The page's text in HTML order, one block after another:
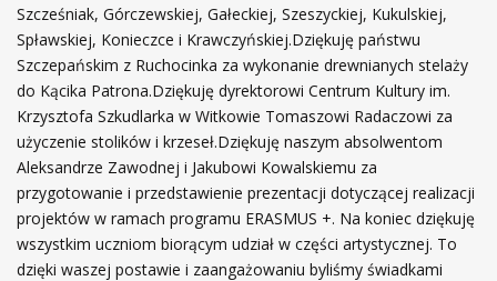
Szcześniak, Górczewskiej, Gałeckiej, Szeszyckiej, Kukulskiej,
Spławskiej, Konieczce i Krawczyńskiej.Dziękuję państwu
Szczepańskim z Ruchocinka za wykonanie drewnianych stelaży
do Kącika Patrona.Dziękuję dyrektorowi Centrum Kultury im.
Krzysztofa Szkudlarka w Witkowie Tomaszowi Radaczowi za
użyczenie stolików i krzeseł.Dziękuję naszym absolwentom
Aleksandrze Zawodnej i Jakubowi Kowalskiemu za
przygotowanie i przedstawienie prezentacji dotyczącej realizacji
projektów w ramach programu ERASMUS +. Na koniec dziękuję
wszystkim uczniom biorącym udział w części artystycznej. To
dzięki waszej postawie i zaangażowaniu byliśmy świadkami